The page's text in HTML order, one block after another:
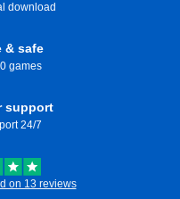
download
& safe
games
support
24/7
on 13 reviews